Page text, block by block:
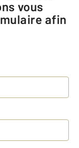
vous
afin